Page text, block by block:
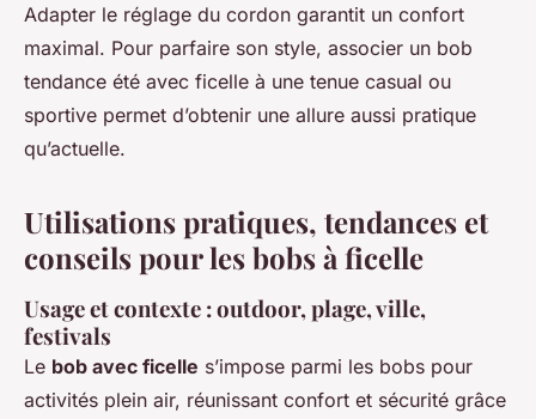
Adapter le réglage du cordon garantit un confort
maximal. Pour parfaire son style, associer un bob
tendance été avec ficelle à une tenue casual ou
sportive permet d’obtenir une allure aussi pratique
qu’actuelle.
Utilisations pratiques, tendances et
conseils pour les bobs à ficelle
Usage et contexte : outdoor, plage, ville,
festivals
Le bob avec ficelle s’impose parmi les bobs pour
activités plein air, réunissant confort et sécurité grâce